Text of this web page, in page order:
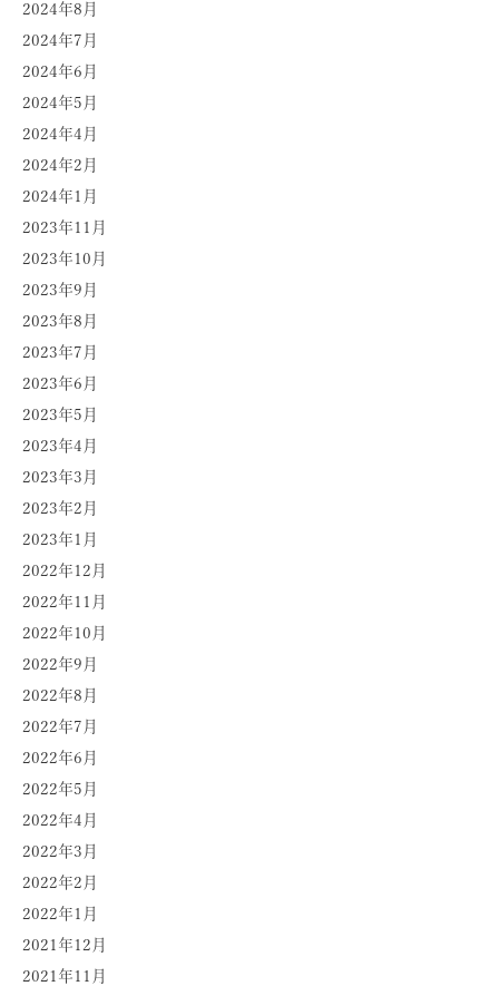
2024年8月
2024年7月
2024年6月
2024年5月
2024年4月
2024年2月
2024年1月
2023年11月
2023年10月
2023年9月
2023年8月
2023年7月
2023年6月
2023年5月
2023年4月
2023年3月
2023年2月
2023年1月
2022年12月
2022年11月
2022年10月
2022年9月
2022年8月
2022年7月
2022年6月
2022年5月
2022年4月
2022年3月
2022年2月
2022年1月
2021年12月
2021年11月